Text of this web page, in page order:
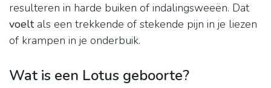
resulteren in harde buiken of indalingsweeën. Dat
voeltals een trekkende of stekende pijn in je liezen
of krampen in je onderbuik.
Wat is een Lotus geboorte?